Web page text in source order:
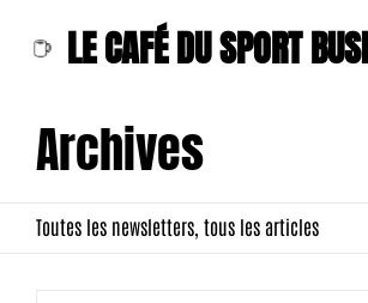
LE CAFÉ DU SPORT
Archives
Toutes les newsletters, tous les articles